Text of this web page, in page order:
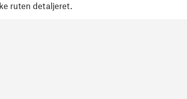
ruten detaljeret.